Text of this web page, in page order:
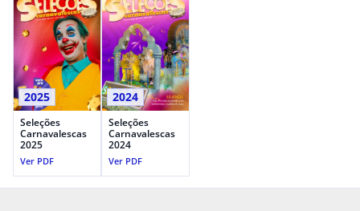
2025
Seleções
Carnavalescas
2025
Ver PDF
2024
Seleções
Carnavalescas
2024
Ver PDF